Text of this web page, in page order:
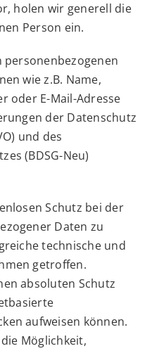
holen wir generell die
Person ein.
personenbezogenen
wie z.B. Name,
oder E-Mail-Adresse
der Datenschutz
und des
(BDSG-Neu)
Schutz bei der
Daten zu
technische und
getroffen.
absoluten Schutz
aufweisen können.
Möglichkeit,